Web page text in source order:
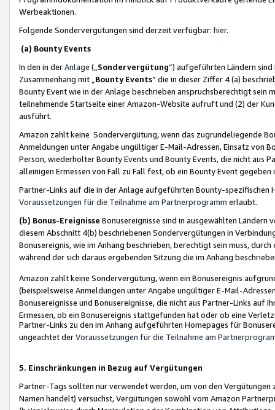
Werbeaktionen.
Folgende Sondervergütungen sind derzeit verfügbar: hier.
(a) Bounty Events
In den in derAnlage („ Sondervergütung“) aufgeführten Ländern
Zusammenhang mit „ Bounty Events“ die in dieser Ziffer 4 (a)
Bounty Event wie in der Anlage beschrieben anspruchsberechtigt sein
teilnehmende Startseite einer Amazon-Website aufruft und (2) der
ausführt.
Amazon zahlt keine Sondervergütung, wenn das zugrundeliegende
Anmeldungen unter Angabe ungültiger E-Mail-Adressen, Einsatz von
Person, wiederholter Bounty Events und Bounty Events, die nicht
alleinigen Ermessen von Fall zu Fall fest, ob ein Bounty Event
Partner-Links auf die in der Anlage aufgeführten Bounty-spezifischen
Voraussetzungen für die Teilnahme am Partnerprogramm erlaubt.
(b) Bonus-Ereignisse Bonusereignisse sind in ausgewählten Ländern
diesem Abschnitt 4(b) beschriebenen Sondervergütungen in
Bonusereignis, wie im Anhang beschrieben, berechtigt sein muss,
während der sich daraus ergebenden Sitzung die im Anhang
Amazon zahlt keine Sondervergütung, wenn ein Bonusereignis
(beispielsweise Anmeldungen unter Angabe ungültiger E-Mail-
Bonusereignisse und Bonusereignisse, die nicht aus Partner-Links auf
Ermessen, ob ein Bonusereignis stattgefunden hat oder ob eine
Partner-Links zu den im Anhang aufgeführten Homepages für
ungeachtet derVoraussetzungen für die Teilnahme am
5. Einschränkungen in Bezug auf Vergütungen
Partner-Tags sollten nur verwendet werden, um von den
Namen handelt) versuchst, Vergütungen sowohl vom Amazon